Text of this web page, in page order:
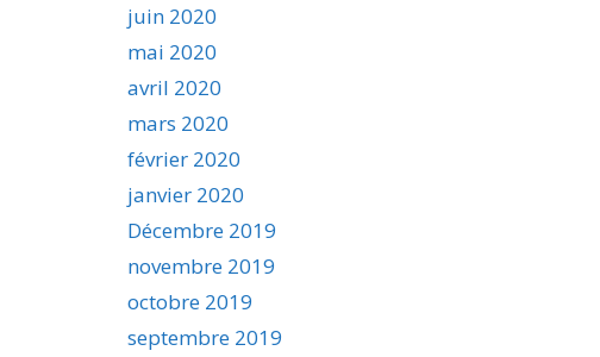
juin 2020
mai 2020
avril 2020
mars 2020
février 2020
janvier 2020
Décembre 2019
novembre 2019
octobre 2019
septembre 2019